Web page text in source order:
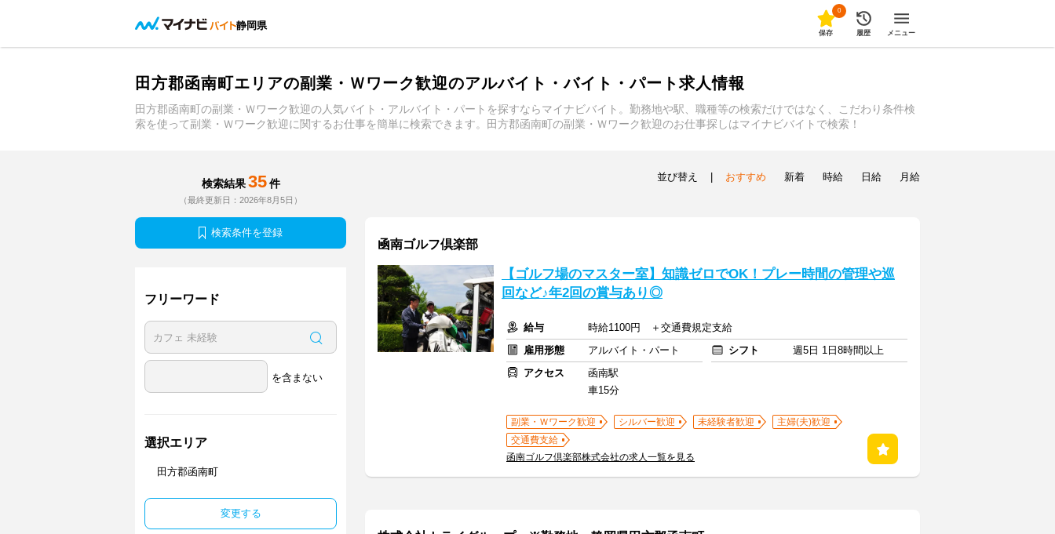
静岡県
0
保存 履歴 メニュー
田方郡函南町エリアの副業・Ｗワーク歓迎のアルバイト・バイト・パート求人情報
田方郡函南町の副業・Ｗワーク歓迎の人気バイト・アルバイト・パートを探すならマイナビバイト。勤務地や駅、職種等の検索だけではなく、こだわり条件検
索を使って副業・Ｗワーク歓迎に関するお仕事を簡単に検索できます。田方郡函南町の副業・Ｗワーク歓迎のお仕事探しはマイナビバイトで検索！
検索結果 35 件
（最終更新日：2026年8月5日）
検索条件を登録
フリーワード
を含まない
選択エリア
田方郡函南町
変更する
並び替え おすすめ 新着 時給 日給 月給
凾南ゴルフ倶楽部
【ゴルフ場のマスター室】知識ゼロでOK！プレー時間の管理や巡
回など♪年2回の賞与あり◎
給与
時給1100円 ＋交通費規定支給
雇用形態
アルバイト・パート シフト
週5日 1日8時間以上
アクセス
函南駅
車15分
副業・Ｗワーク歓迎 シルバー歓迎 未経験者歓迎
主婦(夫)歓迎
交通費支給
函南ゴルフ倶楽部株式会社の求人一覧を見る